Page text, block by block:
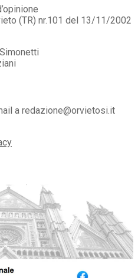
(TR) nr.101 del 13/11/2002
a redazione@orvietosi.it